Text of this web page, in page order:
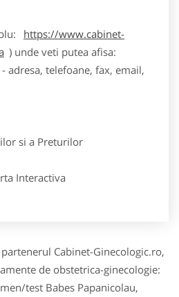
https://www.cabinet-
) unde veti putea afisa:
telefoane, fax, email,
si a Preturilor
Interactiva
Cabinet-Ginecologic.ro,
de obstetrica-ginecologie:
test Babes Papanicolau,